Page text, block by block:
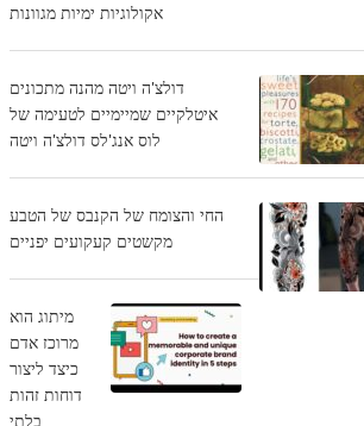
אקולוגיות ימיות מגוונות
דולצ'ה ויטה מהנה מתכונים
איטלקיים שמיימיים לטעימה של
לוס אנג'לס דולצ'ה ויטה
החי והצומח של הקנבס של הטבע
מקשטים קעקועים יפניים
מיתוג הוא
מרוכז אדם
כיצד ליצור
דוחות זהות
בלתי